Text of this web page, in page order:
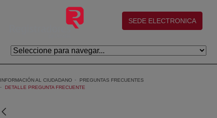
Skip to Main Content
(abre en nueva ventana)
SEDE ELECTRONICA
INFORMACIÓN AL CIUDADANO
PREGUNTAS FRECUENTES
DETALLE PREGUNTA FRECUENTE